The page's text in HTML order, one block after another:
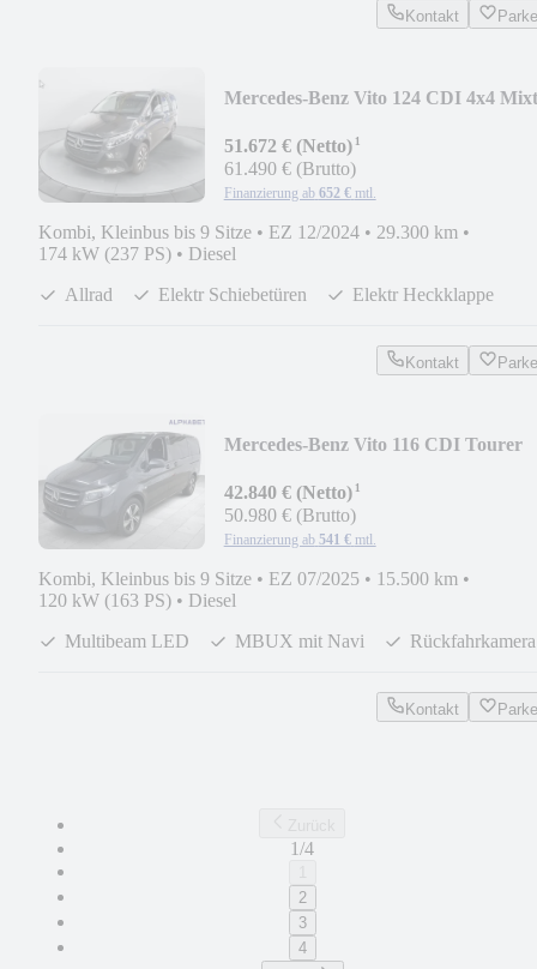
Kontakt
Mercedes-Benz Vito 124 CDI 4x4
51.672 € (Netto)¹
61.490 € (Brutto)
Finanzierung ab 652 € mtl.
Kombi, Kleinbus bis 9 Sitze • EZ 12/2024 • 29.300 km •
174 kW (237 PS) • Diesel
Allrad
Elektr Schiebetüren Elektr Heckklappe
Kontakt
Mercedes-Benz Vito 116 CDI Tourer
42.840 € (Netto)¹
50.980 € (Brutto)
Finanzierung ab 541 € mtl.
Kombi, Kleinbus bis 9 Sitze • EZ 07/2025 • 15.500 km •
120 kW (163 PS) • Diesel
Multibeam LED
MBUX mit Navi Rückfahrkamera
Kontakt
1/4
2
3
4